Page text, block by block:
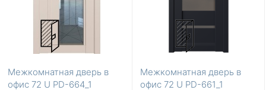
Межкомнатная дверь в
офис 72 U PD-664_1
Межкомнатная дверь в
офис 72 U PD-661_1